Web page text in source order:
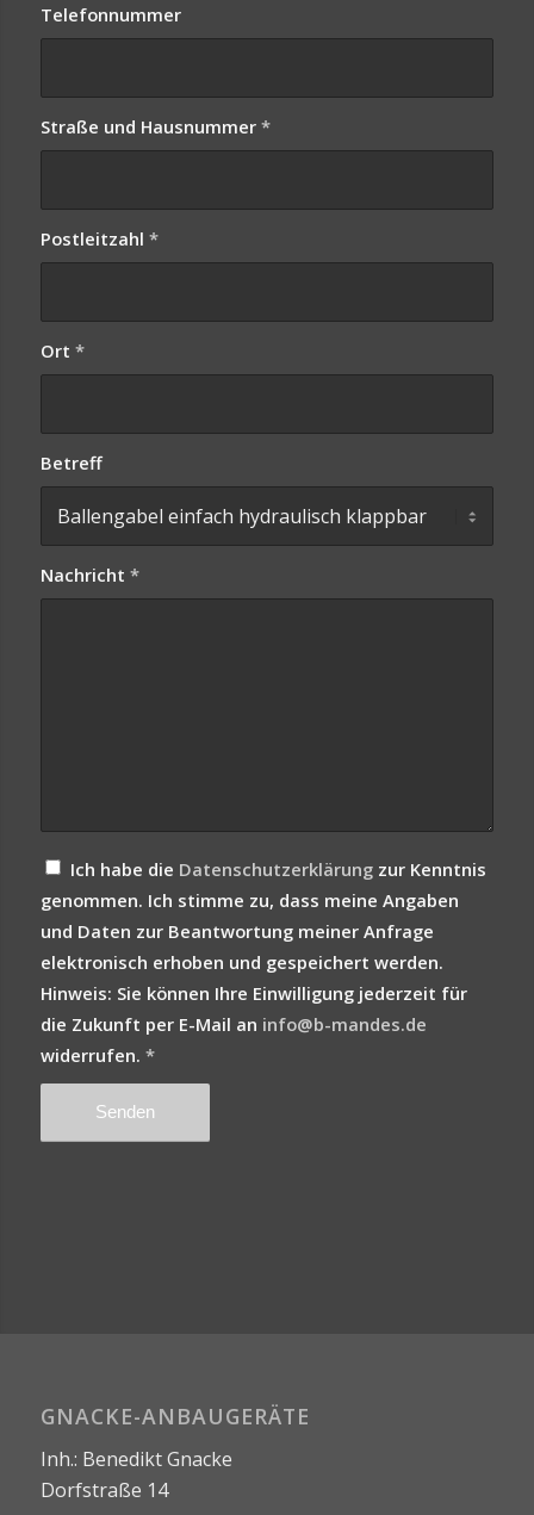
Telefonnummer
Straße und Hausnummer *
Postleitzahl *
Ort *
Betreff
Nachricht *
Ich habe die Datenschutzerklärungzur Kenntnis
genommen. Ich stimme zu, dass meine Angaben
und Daten zur Beantwortung meiner Anfrage
elektronisch erhoben und gespeichert werden.
Hinweis: Sie können Ihre Einwilligung jederzeit für
die Zukunft per E-Mail an info@b-mandes.de
widerrufen. *
GNACKE-ANBAUGERÄTE
Inh.: Benedikt Gnacke
Dorfstraße 14